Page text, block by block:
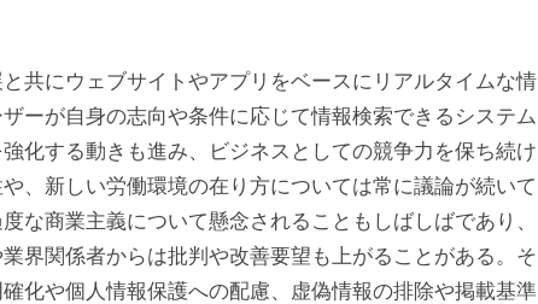
共にウェブサイトやアプリをベースにリアルタイムな情
ーが自身の志向や条件に応じて情報検索できるシステム
化する動きも進み、ビジネスとしての競争力を保ち続け
、新しい労働環境の在り方については常に議論が続いて
な商業主義について懸念されることもしばしばであり、
界関係者からは批判や改善要望も上がることがある。そ
化や個人情報保護への配慮、虚偽情報の排除や掲載基準